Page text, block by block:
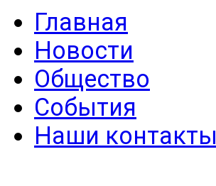
Главная
Новости
Общество
События
Наши контакты